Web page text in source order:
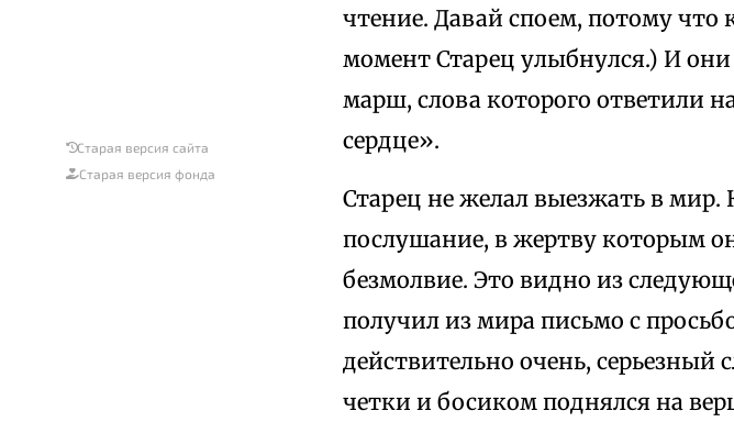
Старая версия сайта
Старая версия фонда
чтение. Давай споем, потому что
момент Старец улыбнулся.) И
марш, слова которого ответили
сердце».
Старец не желал выезжать в
послушание, в жертву которым
безмолвие. Это видно из
получил из мира письмо с
действительно очень, серьезный
четки и босиком поднялся на